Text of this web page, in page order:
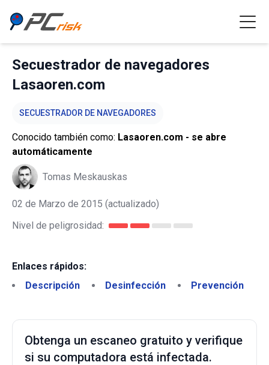
Secuestrador de navegadores
Lasaoren.com
SECUESTRADOR DE NAVEGADORES
Conocido también como: Lasaoren.com - se abre
automáticamente
Tomas Meskauskas
02 de Marzo de 2015 (actualizado)
Nivel de peligrosidad:
Enlaces rápidos:
Descripción
Desinfección Prevención
Obtenga un escaneo gratuito y verifique
si su computadora está infectada.